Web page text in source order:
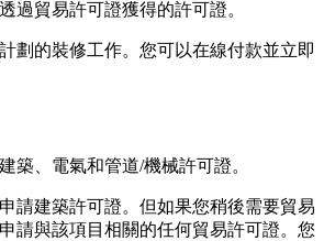
過貿易許可證獲得的許可證。
劃的裝修工作。您可以在線付款並立即
築、電氣和管道/機械許可證。
請建築許可證。但如果您稍後需要貿易
請與該項目相關的任何貿易許可證。您